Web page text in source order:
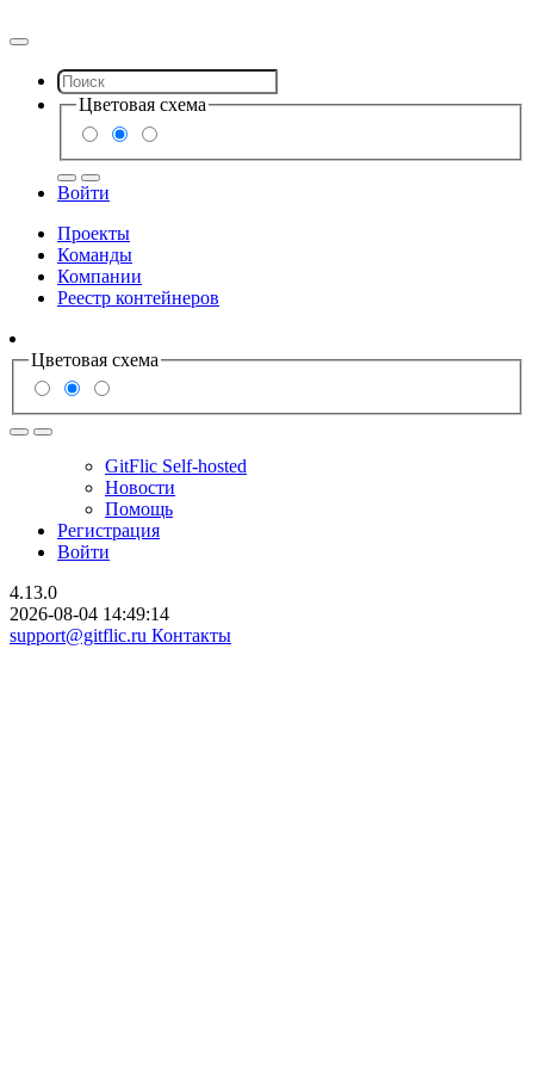
Цветовая схема
Войти
Проекты
Команды
Компании
Реестр контейнеров
Цветовая схема
GitFlic Self-hosted
Новости
Помощь
Регистрация
Войти
4.13.0
2026-08-04 14:49:14
support@gitflic.ru Контакты